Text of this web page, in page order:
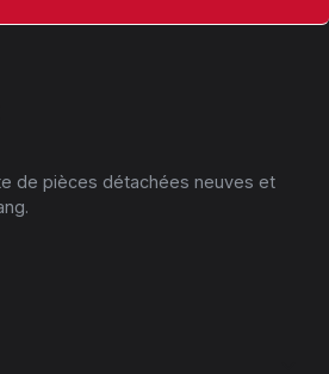
de pièces détachées neuves et